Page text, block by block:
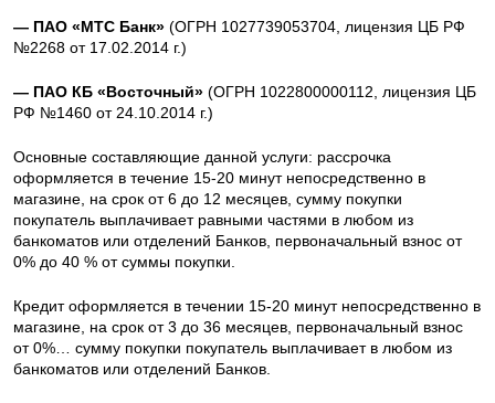
— ПАО «МТС Банк» (ОГРН 1027739053704, лицензия ЦБ РФ
№2268 от 17.02.2014 г.)
— ПАО КБ «Восточный» (ОГРН 1022800000112, лицензия ЦБ
РФ №1460 от 24.10.2014 г.)
Основные составляющие данной услуги: рассрочка
оформляется в течение 15-20 минут непосредственно в
магазине, на срок от 6 до 12 месяцев, сумму покупки
покупатель выплачивает равными частями в любом из
банкоматов или отделений Банков, первоначальный взнос от
0% до 40 % от суммы покупки.
Кредит оформляется в течении 15-20 минут непосредственно в
магазине, на срок от 3 до 36 месяцев, первоначальный взнос
от 0%… сумму покупки покупатель выплачивает в любом из
банкоматов или отделений Банков.